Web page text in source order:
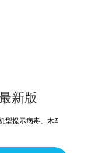
新版
提示病毒、木马、危险，均